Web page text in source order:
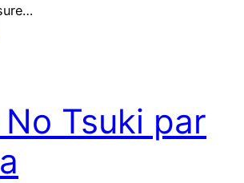
Tsuki par